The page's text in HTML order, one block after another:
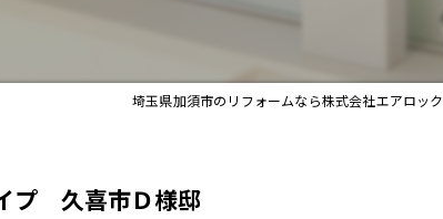
埼玉県加須市のリフォームなら株式会社エアロック
プ 久喜市Ｄ様邸